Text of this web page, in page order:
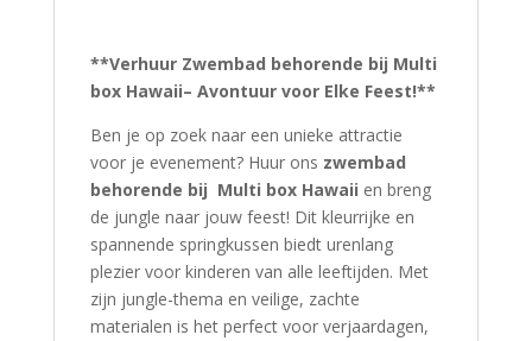
**Verhuur Zwembad behorende bij Multi
box Hawaii– Avontuur voor Elke Feest!**
Ben je op zoek naar een unieke attractie
voor je evenement? Huur ons zwembad
behorende bij Multi box Hawaii en breng
de jungle naar jouw feest! Dit kleurrijke en
spannende springkussen biedt urenlang
plezier voor kinderen van alle leeftijden. Met
zijn jungle-thema en veilige, zachte
materialen is het perfect voor verjaardagen,